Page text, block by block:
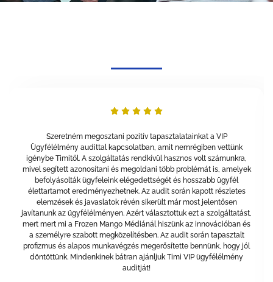
Szeretném megosztani pozitív tapasztalatainkat a VIP
Ügyfélélmény audittal kapcsolatban, amit nemrégiben vettünk
igénybe Timitől. A szolgáltatás rendkívül hasznos volt számunkra,
mivel segített azonosítani és megoldani több problémát is, amelyek
befolyásolták ügyfeleink elégedettségét és hosszabb ügyfél
élettartamot eredményezhetnek. Az audit során kapott részletes
elemzések és javaslatok révén sikerült már most jelentősen
javítanunk az ügyfélélményen. Azért választottuk ezt a szolgáltatást,
mert mert mi a Frozen Mango Médiánál hiszünk az innovációban és
a személyre szabott megközelítésben. Az audit során tapasztalt
profizmus és alapos munkavégzés megerősítette bennünk, hogy jól
döntöttünk. Mindenkinek bátran ajánljuk Timi VIP ügyfélélmény
auditját!